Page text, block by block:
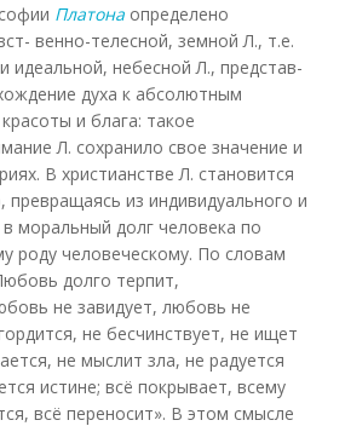
Платона определено
венно-телесной, земной Л., т.е.
идеальной, небесной Л., представ-
духа к абсолютным
и блага: такое
Л. сохранило свое значение и
В христианстве Л. становится
превращаясь из индивидуального и
моральный долг человека по
роду человеческому. По словам
долго терпит,
не завидует, любовь не
не бесчинствует, не ищет
не мыслит зла, не радуется
истине; всё покрывает, всему
всё переносит». В этом смысле